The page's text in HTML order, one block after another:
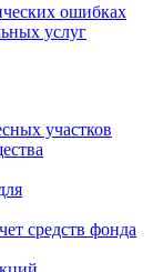
ошибках
услуг
участков
средств фонда